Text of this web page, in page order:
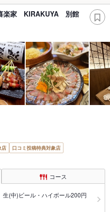
楽家 KIRAKUYA 別館
店
口コミ投稿特典対象店
コース
(中)ビール・ハイボール200円